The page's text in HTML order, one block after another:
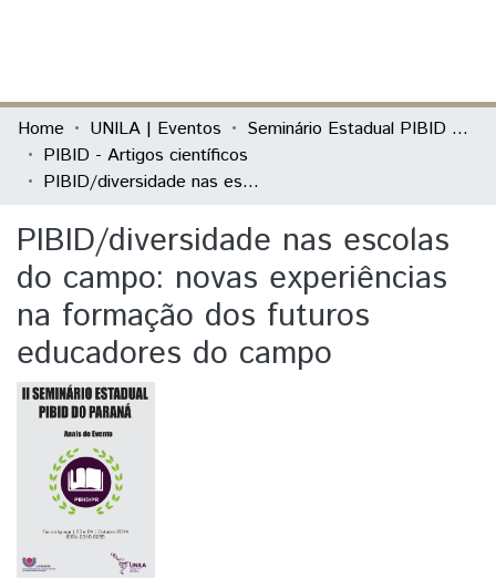
Communities & Collections
All of DSpace
Home UNILA | Eventos
Seminário Estadual PIBID do Paraná: tecendo saberes (PIBID)
PIBID - Artigos científicos
PIBID/diversidade nas escolas do campo: novas experiências na formação dos futuros educadores do campo
PIBID/diversidade nas escolas
do campo: novas experiências
na formação dos futuros
educadores do campo